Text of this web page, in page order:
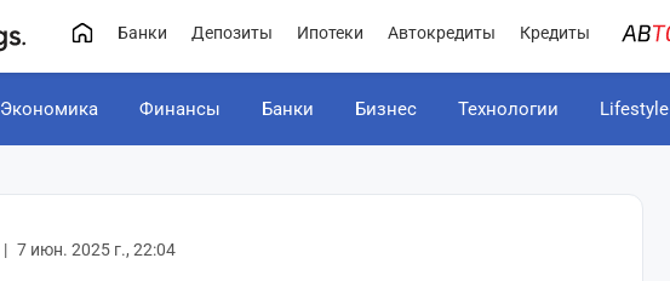
Банки Депозиты Ипотеки Автокредиты Кредиты
Экономика Финансы Банки Бизнес Технологии Lifestyle
7 июн. 2025 г., 22:04